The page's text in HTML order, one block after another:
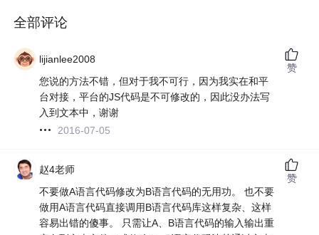
全部评论
lijianlee2008
您说的方法不错，但对于我不可行，因为我实在和平
台对接，平台的JS代码是不可修改的，因此没办法写
入到文本中，谢谢
2016-07-05
赞
赵4老师
不要做A语言代码修改为B语言代码的无用功。 也不要
做用A语言代码直接调用B语言代码库这样复杂、这样
容易出错的傻事。 只需让A、B语言代码的输入输出重
赞